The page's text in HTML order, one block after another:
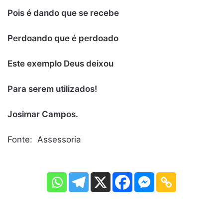
Pois é dando que se recebe
Perdoando que é perdoado
Este exemplo Deus deixou
Para serem utilizados!
Josimar Campos.
Fonte: Assessoria